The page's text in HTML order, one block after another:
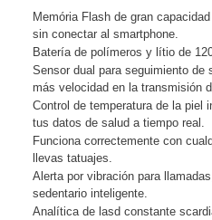
Memória Flash de gran
sin conectar al smartphone.
Batería de polímeros y lítio de
Sensor dual para seguimiento
más velocidad en la transmisión
Control de temperatura de la piel
tus datos de salud a tiempo real.
Funciona correctemente con
llevas tatuajes.
Alerta por vibración para
sedentario inteligente.
Analítica de lasd constante